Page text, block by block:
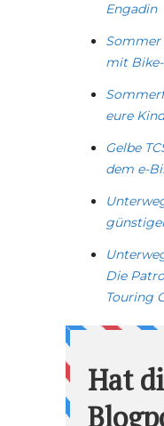
Engadin
Sommer
mit
eure
Gelbe
dem e-
Die
Touring